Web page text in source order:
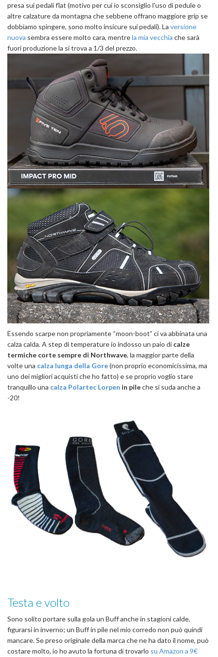
presa sui pedali flat (motivo per cui io sconsiglio l'uso di pedule o
altre calzature da montagna che sebbene offrano maggiore grip se
dobbiamo spingere, sono molto insicure sui pedali). La versione
nuova sembra essere molto cara, mentrela mia vecchia che sarà
fuori produzione la si trova a 1/3 del prezzo.
Essendo scarpe non propriamente “moon-boot” ci va abbinata una
calza calda. A step di temperature io indosso un paio di calze
termiche corte sempre di Northwave, la maggior parte della
volte una calza lunga della Gore(non proprio economicissima, ma
uno dei migliori acquisti che ho fatto) e se proprio voglio stare
tranquillo una calza Polartec Lorpen in pileche si suda anche a
-20!
Testa e volto
Sono solito portare sulla gola un Buff anche in stagioni calde,
figurarsi in inverno; un Buff in pile nel mio corredo non può quindi
mancare. Se preso originale della marca che ne ha dato il nome, può
costare molto, io ho avuto la fortuna di trovarlo su Amazon a 9€